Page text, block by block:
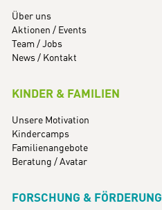
Über uns
Aktionen / Events
Team / Jobs
News / Kontakt
KINDER & FAMILIEN
Unsere Motivation
Kindercamps
Familienangebote
Beratung / Avatar
FORSCHUNG & FÖRDERUNG